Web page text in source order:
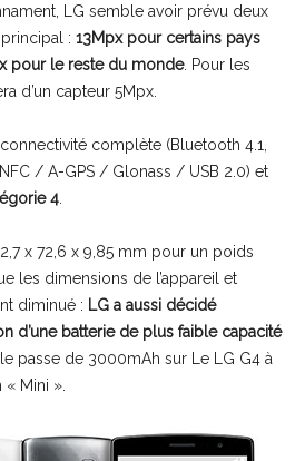
LG semble avoir prévu deux
: 13Mpx pour certains pays
pour le reste du monde. Pour les
d’un capteur 5Mpx.
complète (Bluetooth 4.1,
/ A-GPS / Glonass / USB 2.0) et
4
x 72,6 x 9,85 mm pour un poids
les dimensions de l’appareil et
diminué : LG a aussi décidé
d’une batterie de plus faible capacité
passe de 3000mAh sur Le LG G4 à
Mini ».